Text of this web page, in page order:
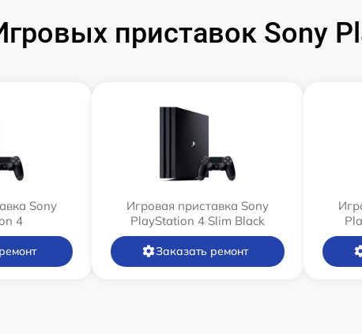
приставок Sony
Sony
4
Игровая приставка Sony
PlayStation 4 Slim Black
Заказать ремонт